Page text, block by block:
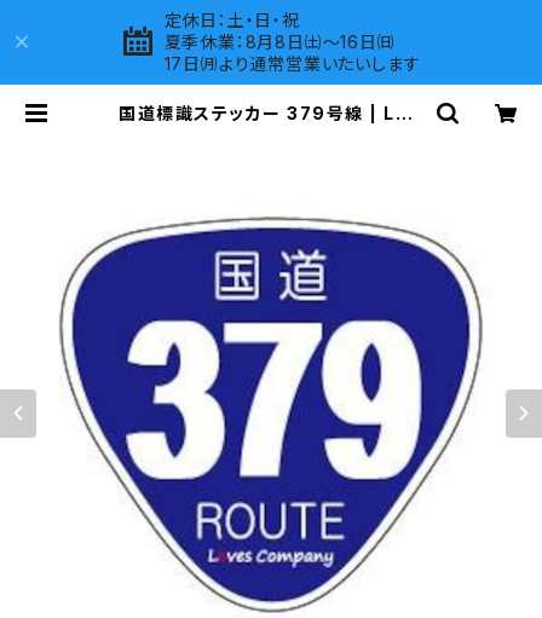
定休日：土・日・祝
夏季休業：8月8日㈯～16日㈰
17日㈪より通常営業いたいします
国道標識ステッカー 379号線 | LOV